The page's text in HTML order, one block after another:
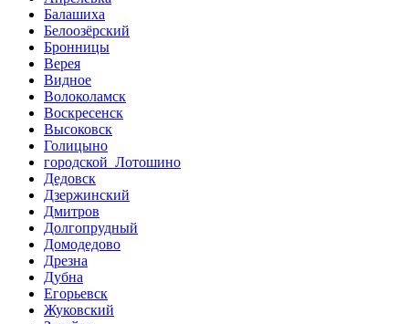
Балашиха
Белоозёрский
Бронницы
Верея
Видное
Волоколамск
Воскресенск
Высоковск
Голицыно
городской Лотошино
Дедовск
Дзержинский
Дмитров
Долгопрудный
Домодедово
Дрезна
Дубна
Егорьевск
Жуковский